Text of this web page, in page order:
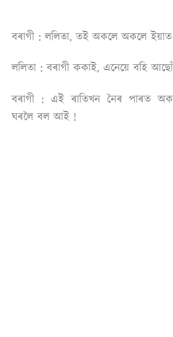
বৰাগী : ললিতা, তই অকলে অকলে
ললিতা : বৰাগী ককাই, এনেয়ে বহি
বৰাগী : এই ৰাতিখন নৈৰ পাৰত
ঘৰলৈ বল আই !